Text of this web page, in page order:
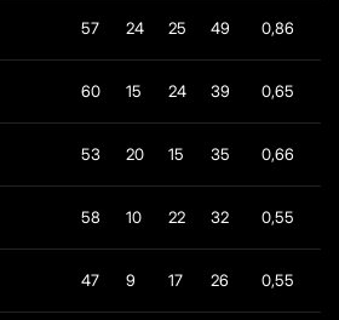
57 24 25 49 0,86
60 15 24 39 0,65
53 20 15 35 0,66
58 10 22 32 0,55
47 9 17 26 0,55